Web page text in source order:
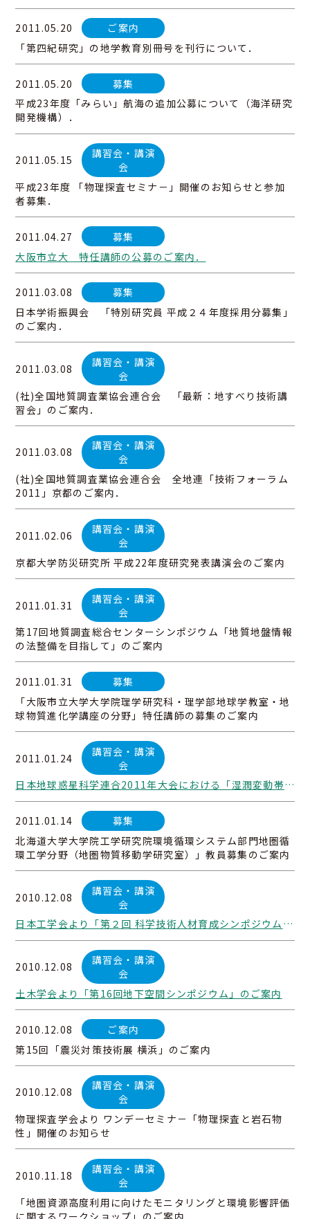
2011.05.20
ご案内
「第四紀研究」の地学教育別冊号を刊行について．
2011.05.20
募集
平成23年度「みらい」航海の追加公募について（海洋研究
開発機構）．
2011.05.15
講習会・講演
会
平成23年度 「物理探査セミナ－」開催のお知らせと参加
者募集．
2011.04.27
募集
大阪市立大 特任講師の公募のご案内．
2011.03.08
募集
日本学術振興会 「特別研究員 平成２４年度採用分募集」
のご案内．
2011.03.08
講習会・講演
会
(社)全国地質調査業協会連合会 「最新：地すべり技術講
習会」のご案内．
2011.03.08
講習会・講演
会
(社)全国地質調査業協会連合会 全地連「技術フォーラム
2011」京都のご案内．
2011.02.06
講習会・講演
会
京都大学防災研究所 平成22年度研究発表講演会のご案内
2011.01.31
講習会・講演
会
第17回地質調査総合センターシンポジウム「地質地盤情報
の法整備を目指して」のご案内
2011.01.31
募集
「大阪市立大学大学院理学研究科・理学部地球学教室・地
球物質進化学講座の分野」特任講師の募集のご案内
2011.01.24
講習会・講演
会
日本地球惑星科学連合2011年大会における「湿潤変動帯の地質ハザード」セッションのご案内
2011.01.14
募集
北海道大学大学院工学研究院環境循環システム部門地圏循
環工学分野（地圏物質移動学研究室）」教員募集のご案内
2010.12.08
講習会・講演
会
日本工学会より「第２回 科学技術人材育成シンポジウム」のご案内
2010.12.08
講習会・講演
会
土木学会より「第16回地下空間シンポジウム」のご案内
2010.12.08
ご案内
第15回「震災対策技術展 横浜」のご案内
2010.12.08
講習会・講演
会
物理探査学会より ワンデーセミナ－「物理探査と岩石物
性」開催のお知らせ
2010.11.18
講習会・講演
会
「地圏資源高度利用に向けたモニタリングと環境影響評価
に関するワークショップ」のご案内